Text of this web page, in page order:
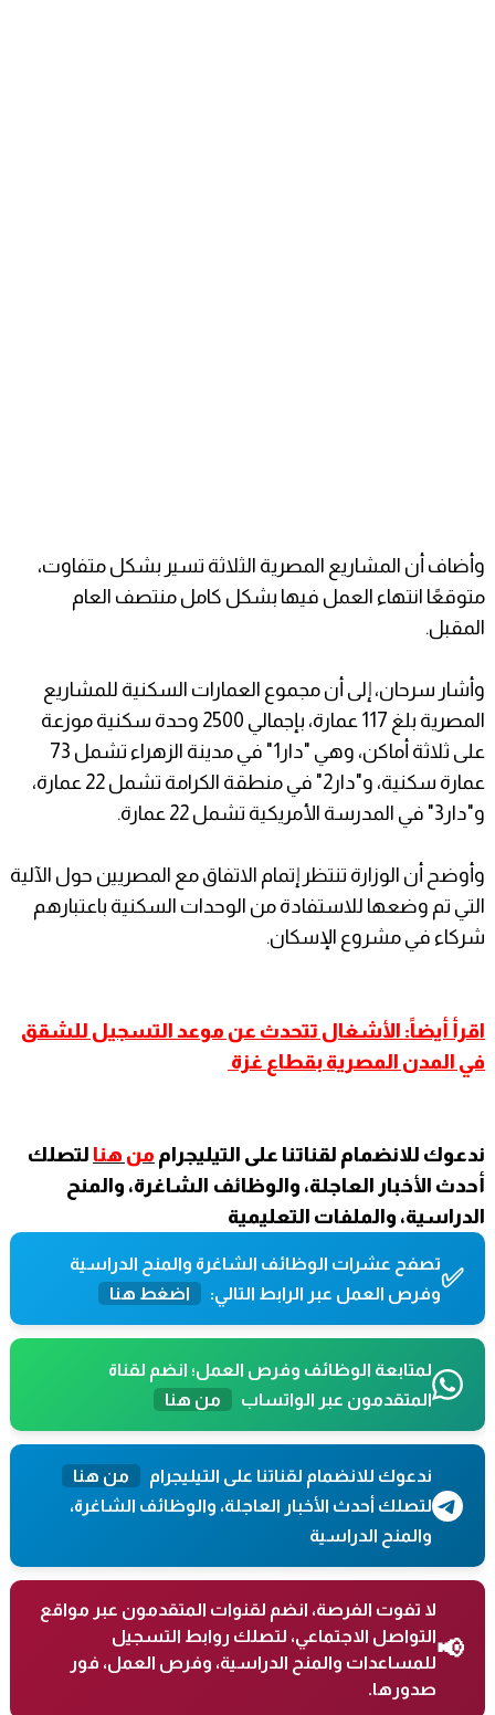
وأضاف أن المشاريع المصرية الثلاثة تسير بشكل متفاوت،
متوقعًا انتهاء العمل فيها بشكل كامل منتصف العام
المقبل.
وأشار سرحان، إلى أن مجموع العمارات السكنية للمشاريع
المصرية بلغ 117 عمارة، بإجمالي 2500 وحدة سكنية موزعة
على ثلاثة أماكن، وهي "دار1" في مدينة الزهراء تشمل 73
عمارة سكنية، و"دار2" في منطقة الكرامة تشمل 22 عمارة،
و"دار3" في المدرسة الأمريكية تشمل 22 عمارة.
وأوضح أن الوزارة تنتظر إتمام الاتفاق مع المصريين حول الآلية
التي تم وضعها للاستفادة من الوحدات السكنية باعتبارهم
شركاء في مشروع الإسكان.
اقرأ أيضاً: الأشغال تتحدث عن موعد التسجيل للشقق
في المدن المصرية بقطاع غزة
ندعوك للانضمام لقناتنا على التيليجرام من هنا لتصلك
أحدث الأخبار العاجلة، والوظائف الشاغرة، والمنح
الدراسية، والملفات التعليمية
✅تصفح عشرات الوظائف الشاغرة والمنح الدراسية
وفرص العمل عبر الرابط التالي:
اضغط هنا
لمتابعة الوظائف وفرص العمل؛ انضم لقناة
المتقدمون عبر الواتساب
من هنا
ندعوك للانضمام لقناتنا على التيليجرام
من هنا
لتصلك أحدث الأخبار العاجلة، والوظائف الشاغرة،
والمنح الدراسية
📢
لا تفوت الفرصة، انضم لقنوات المتقدمون عبر مواقع
التواصل الاجتماعي، لتصلك روابط التسجيل
للمساعدات والمنح الدراسية، وفرص العمل، فور
صدورها.